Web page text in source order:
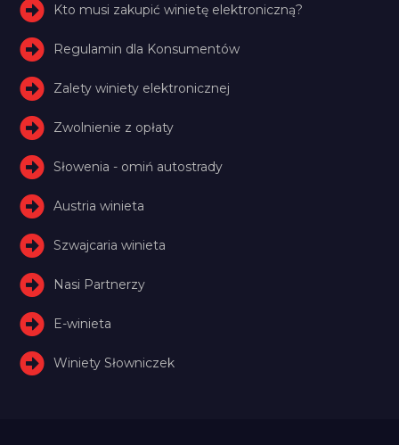
Kto musi zakupić winietę elektroniczną?
Regulamin dla Konsumentów
Zalety winiety elektronicznej
Zwolnienie z opłaty
Słowenia - omiń autostrady
Austria winieta
Szwajcaria winieta
Nasi Partnerzy
E-winieta
Winiety Słowniczek